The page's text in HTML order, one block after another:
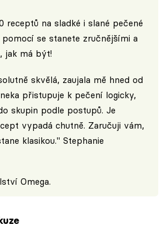
receptů na sladké i slané pečené
se stanete zručnějšími a
jak má být!
skvělá, zaujala mě hned od
přistupuje k pečení logicky,
skupin podle postupů. Je
vypadá chutně. Zaručuji vám,
klasikou." Stephanie
Omega.